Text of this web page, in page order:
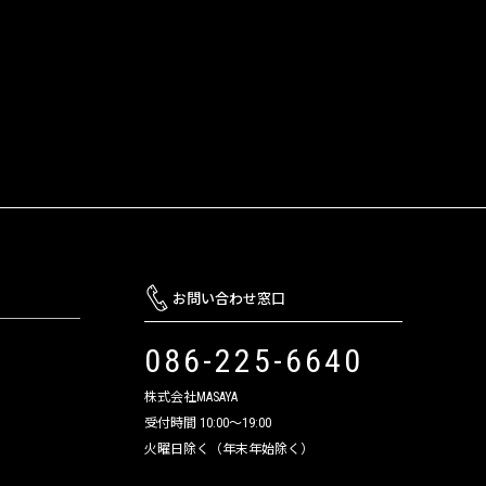
お問い合わせ窓口
086-225-6640
株式会社MASAYA
受付時間 10:00～19:00
火曜日除く（年末年始除く）